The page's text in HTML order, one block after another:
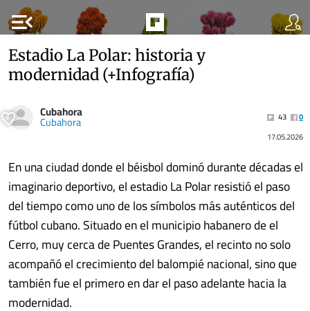
menu_open
Estadio La Polar: historia y
modernidad (+Infografía)
Cubahora
Cubahora 43
0
17.05.2026
En una ciudad donde el béisbol dominó durante décadas el
imaginario deportivo, el estadio La Polar resistió el paso
del tiempo como uno de los símbolos más auténticos del
fútbol cubano. Situado en el municipio habanero de el
Cerro, muy cerca de Puentes Grandes, el recinto no solo
acompañó el crecimiento del balompié nacional, sino que
también fue el primero en dar el paso adelante hacia la
modernidad.